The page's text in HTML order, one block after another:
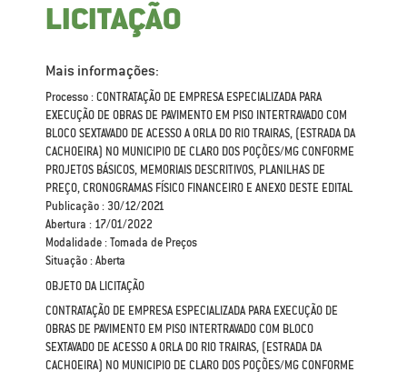
LICITAÇÃO
Mais informações:
Processo : CONTRATAÇÃO DE EMPRESA ESPECIALIZADA PARA
EXECUÇÃO DE OBRAS DE PAVIMENTO EM PISO INTERTRAVADO COM
BLOCO SEXTAVADO DE ACESSO A ORLA DO RIO TRAIRAS, (ESTRADA DA
CACHOEIRA) NO MUNICIPIO DE CLARO DOS POÇÕES/MG CONFORME
PROJETOS BÁSICOS, MEMORIAIS DESCRITIVOS, PLANILHAS DE
PREÇO, CRONOGRAMAS FÍSICO FINANCEIRO E ANEXO DESTE EDITAL
Publicação : 30/12/2021
Abertura : 17/01/2022
Modalidade : Tomada de Preços
Situação : Aberta
OBJETO DA LICITAÇÃO
CONTRATAÇÃO DE EMPRESA ESPECIALIZADA PARA EXECUÇÃO DE
OBRAS DE PAVIMENTO EM PISO INTERTRAVADO COM BLOCO
SEXTAVADO DE ACESSO A ORLA DO RIO TRAIRAS, (ESTRADA DA
CACHOEIRA) NO MUNICIPIO DE CLARO DOS POÇÕES/MG CONFORME